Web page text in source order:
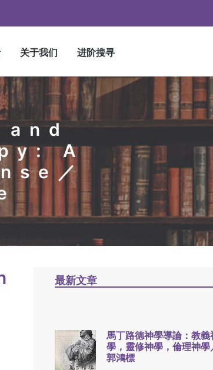
关于我们 进阶搜寻
and
A
／
最新文章
馬丁路德神學導論：教義
學，靈修神學，倫理神學
郭鴻標